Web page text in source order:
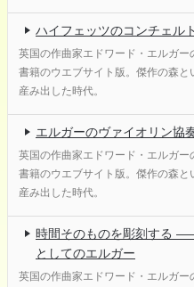
ハイフェッツのコンチェル
英国の作曲家エドワード・エルガ
書籍のウエブサイト版。傑作の森
産み出した時代。
エルガーのヴァイオリン協
英国の作曲家エドワード・エルガ
書籍のウエブサイト版。傑作の森
産み出した時代。
時間そのものを彫刻する
としてのエルガー
英国の作曲家エドワード・エルガ